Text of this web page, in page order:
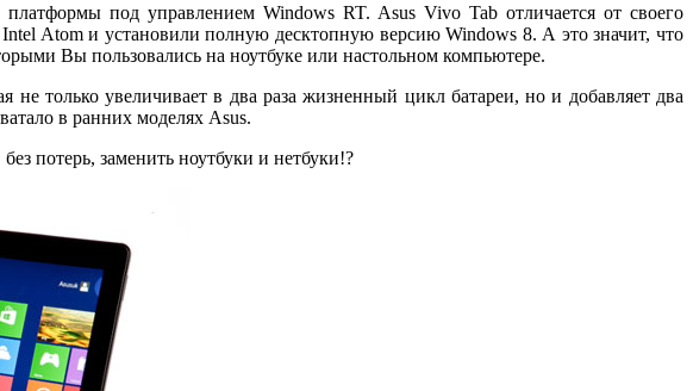
под управлением Windows RT. Asus Vivo Tab отличается от своего
Atom и установили полную десктопную версию Windows 8. А это значит, что
Вы пользовались на ноутбуке или настольном компьютере.
только увеличивает в два раза жизненный цикл батареи, но и добавляет два
в ранних моделях Asus.
потерь, заменить ноутбуки и нетбуки!?